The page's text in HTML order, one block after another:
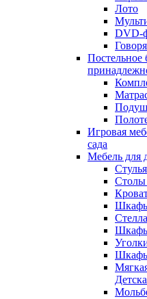
Лото
DVD-
Постельное
Игровая
сада
Мебель для
Столы
Шкафы
Шкафы
Шкафы